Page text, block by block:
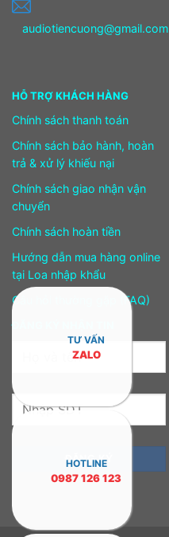
audiotiencuong@gmail.com
HỖ TRỢ KHÁCH HÀNG
Chính sách thanh toán
Chính sách bảo hành, hoàn
trả & xử lý khiếu nại
Chính sách giao nhận vận
chuyển
Chính sách hoàn tiền
Hướng dẫn mua hàng online
tại Loa nhập khẩu
Câu hỏi thường gặp (FAQ)
TƯ VẤN
ZALO
HOTLINE
0987 126 123